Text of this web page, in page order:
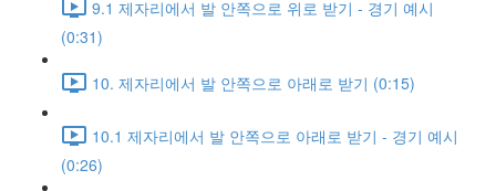
9.1 제자리에서 발 안쪽으로 위로 받기 - 경기 예시
(0:31)
10. 제자리에서 발 안쪽으로 아래로 받기 (0:15)
10.1 제자리에서 발 안쪽으로 아래로 받기 - 경기 예시
(0:26)